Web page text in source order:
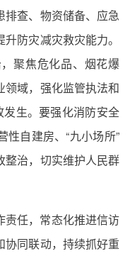
排查、物资储备、应急
防灾减灾救灾能力。
聚焦危化品、烟花爆
领域，强化监管执法和
发生。要强化消防安全
自建房、“九小场所”
整治，切实维护人民群
责任，常态化推进信访
协同联动，持续抓好重